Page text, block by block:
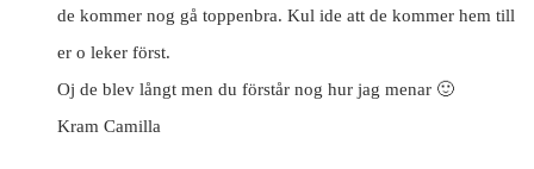
de kommer nog gå toppenbra. Kul ide att de kommer hem till
er o leker först.
Oj de blev långt men du förstår nog hur jag menar 🙂
Kram Camilla